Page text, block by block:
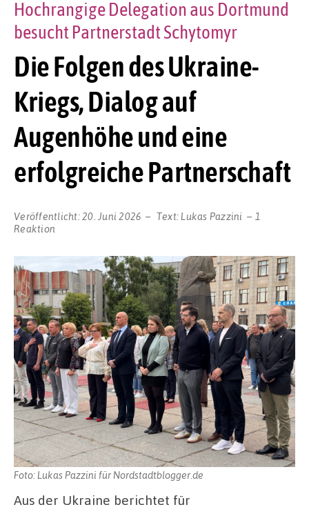
Die Folgen des Ukraine-
Kriegs, Dialog auf
Augenhöhe und eine
erfolgreiche Partnerschaft
Hochrangige Delegation aus Dortmund
besucht Partnerstadt Schytomyr
Veröffentlicht:20. Juni 2026 Text:Lukas Pazzini
1
Reaktion
Foto: Lukas Pazzini für Nordstadtblogger.de
Aus der Ukraine berichtet für